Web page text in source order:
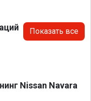
Показать все
Nissan Navara